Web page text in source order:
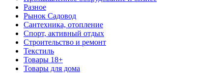
Разное
Рынок Садовод
Сантехника, отопление
Спорт, активный отдых
Строительство и ремонт
Текстиль
Товары 18+
Товары для дома